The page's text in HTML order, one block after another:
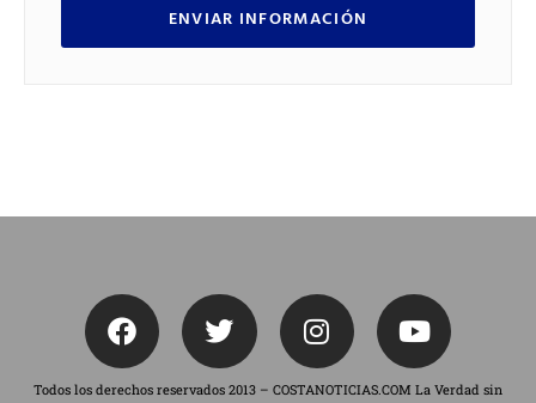
ENVIAR INFORMACIÓN
Todos los derechos reservados 2013 – COSTANOTICIAS.COM La Verdad sin